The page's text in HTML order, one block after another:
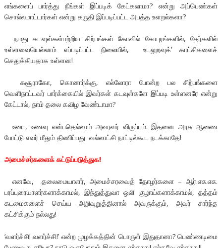
எங்களைப் பார்த்து நீங்கள் இப்படிக் கேட்கலாமா? என்று அப்பெண்கள்
சொல்லமாட்டார்கள் என்று கருதி இப்படிப்பட்ட அபத்த உளறல்களா?
நமது கடவுள்கள்பற்றிய சிற்பங்கள் கோவில் கோபுரங்களில், தேர்களில்
உள்ளவையெல்லாம் எப்படிப்பட்ட நிலையில், உடலுறவுக்’ காட்சிகளைச்
செதுக்கியதாக உள்ளன!
கசூராகோ, கொனார்க்கு, எல்லோரா போன்ற பல சிற்பங்களை
வெளிநாட்டவர் பார்க்கையில் இவர்கள் கடவுள்களே இப்படி உள்ளனரே என்று
கேட்டால், நாம் தலை கவிழ வேண்டாமா?
உடை, உணவு என்பதெல்லாம் அவரவர் விருப்பம். இதனை அரசு ஆணை
போட்டு எவர் மீதும் திணிப்பது வல்லாட்சி நாட்டில்கூட நடக்காதே!
அமைச்சர்களைக் கட்டுப்படுத்துக!
எனவே, தலைமையாளர், அமைச்சரவைத் தோழர்களை – ஆர்.எசு.எசு.
பரப்பு‌ரையாளர்களாக்காமல், இந்துத்துவா ஒலி குழாய்களாக்காமல், தத்தம்
கடமைகளைச் செய்ய அறிவுறுத்தினால் அவருக்கும், அவர் சார்ந்த
கட்சிக்கும் நல்லது!
‘வளர்ச்சி! வளர்ச்சி!’ என்ற முழக்கத்தின் பொருள் இதுதானா? பெண்ணடிமை